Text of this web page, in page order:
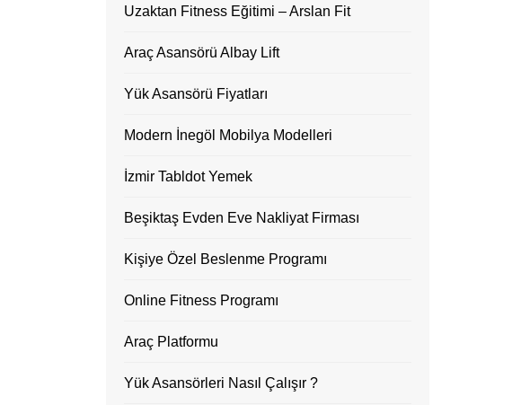
Uzaktan Fitness Eğitimi – Arslan Fit
Araç Asansörü Albay Lift
Yük Asansörü Fiyatları
Modern İnegöl Mobilya Modelleri
İzmir Tabldot Yemek
Beşiktaş Evden Eve Nakliyat Firması
Kişiye Özel Beslenme Programı
Online Fitness Programı
Araç Platformu
Yük Asansörleri Nasıl Çalışır ?